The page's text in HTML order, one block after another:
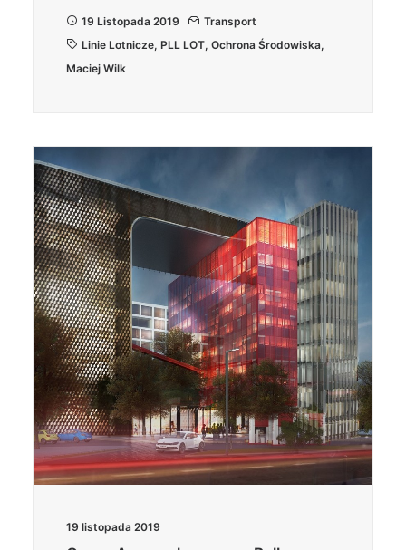
19 Listopada 2019
Transport
Linie Lotnicze, PLL LOT, Ochrona Środowiska,
Maciej Wilk
19 listopada 2019